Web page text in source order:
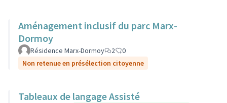
Aménagement inclusif du parc Marx-
Dormoy
Résidence Marx-Dormoy 2
0
Non retenue en présélection citoyenne
Tableaux de langage Assisté